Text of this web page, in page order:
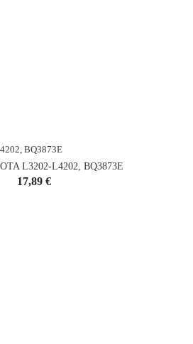
L3202-L4202, BQ3873E
Cena
17,89 €